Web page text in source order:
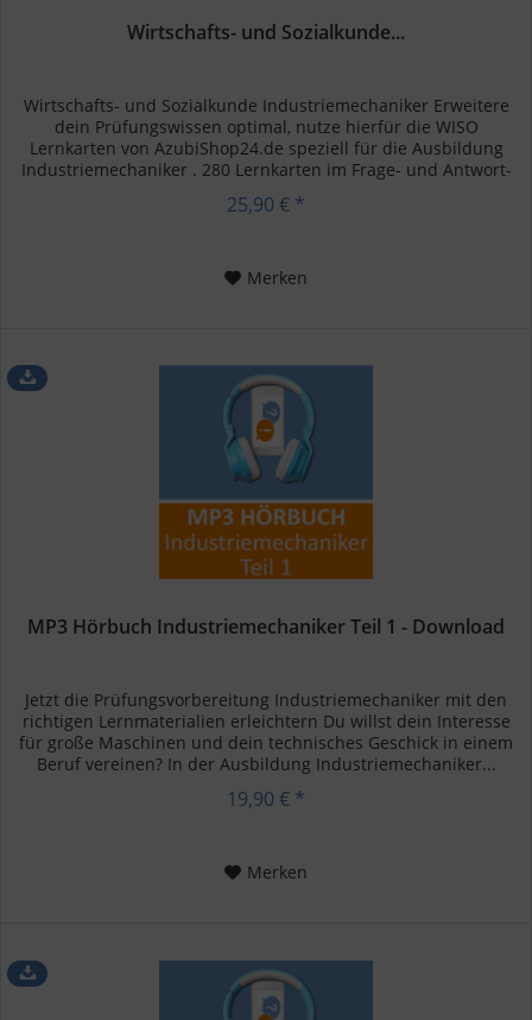
Wirtschafts- und Sozialkunde...
Wirtschafts- und Sozialkunde Industriemechaniker Erweitere
dein Prüfungswissen optimal, nutze hierfür die WISO
Lernkarten von AzubiShop24.de speziell für die Ausbildung
Industriemechaniker . 280 Lernkarten im Frage- und Antwort-
25,90 € *
Merken
MP3 Hörbuch Industriemechaniker Teil 1 - Download
Jetzt die Prüfungsvorbereitung Industriemechaniker mit den
richtigen Lernmaterialien erleichtern Du willst dein Interesse
für große Maschinen und dein technisches Geschick in einem
Beruf vereinen? In der Ausbildung Industriemechaniker...
19,90 € *
Merken